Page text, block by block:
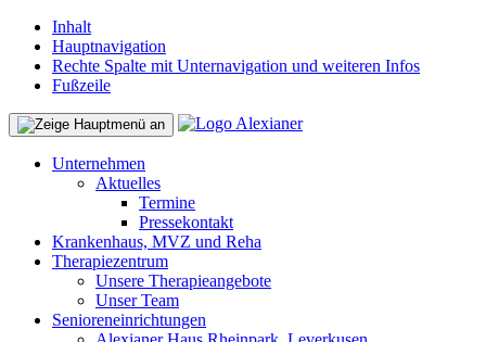
Inhalt
Hauptnavigation
Rechte Spalte mit Unternavigation und weiteren Infos
Fußzeile
Unternehmen
Aktuelles
Termine
Pressekontakt
Krankenhaus, MVZ und Reha
Therapiezentrum
Unsere Therapieangebote
Unser Team
Senioreneinrichtungen